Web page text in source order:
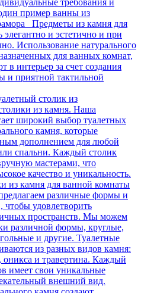
пример ванны из
Предметы из камня для
элегантно и эстетично и при
Использование натурального
для ванных комнат,
в интерьер за счет создания
и приятной тактильной
столик из
из камня. Наша
широкий выбор туалетных
камня, которые
дополнением для любой
спальни. Каждый столик
мастерами, что
качество и уникальность.
из камня для ванной комнаты
различные формы и
чтобы удовлетворить
пространств. Мы можем
различной формы, круглые,
и другие. Туалетные
из разных видов камня:
оникса и травертина. Каждый
имеет свои уникальные
внешний вид.